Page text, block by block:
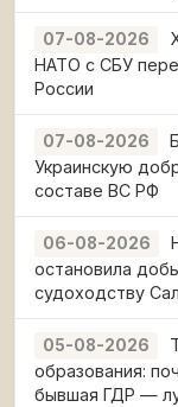
07-08-2026
НАТО с СБУ
России
07-08-2026
Украинскую
составе ВС РФ
06-08-2026
остановила
судоходству
05-08-2026
образования:
бывшая ГДР —